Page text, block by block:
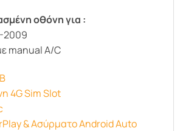
οθόνη για :
2009
manual A/C
4G Sim Slot
& Ασύρματο Android Auto